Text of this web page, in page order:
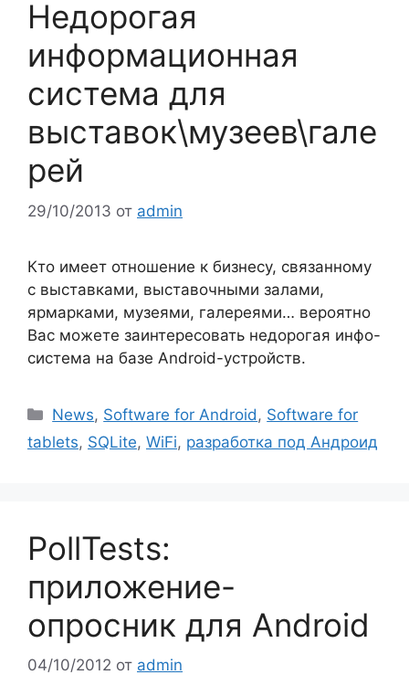
Недорогая
информационная
система для
выставок\музеев\гале
рей
29/10/2013 от admin
Кто имеет отношение к бизнесу, связанному
с выставками, выставочными залами,
ярмарками, музеями, галереями… вероятно
Вас можете заинтересовать недорогая инфо-
система на базе Android-устройств.
Рубрики
News, Software for Android , Software for
tablets, SQLite, WiFi, разработка под Андроид
PollTests:
приложение-
опросник для Android
04/10/2012 от admin